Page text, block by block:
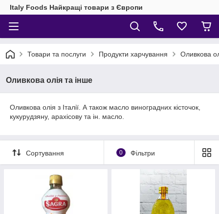
Italy Foods Найкращі товари з Європи
Товари та послуги Продукти харчування Оливкова
Оливкова олія та інше
Оливкова олія з Італії. А також масло виноградних кісточок,
кукурудзяну, арахісову та ін. масло.
Сортування 0 Фільтри